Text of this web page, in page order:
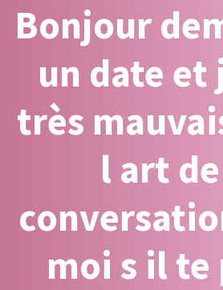
Bonjour
un date et
très
l art
moi s il te